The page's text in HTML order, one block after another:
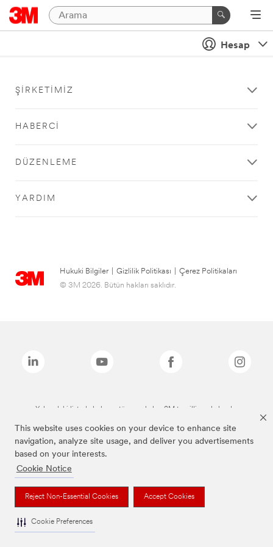
This website uses cookies on your device to enhance site
navigation, analyze site usage, and deliver you advertisements
based on your interests.
Cookie Notice
Reject Non-Essential Cookies Accept Cookies
Cookie Preferences
Hesap
ŞIRKETIMIZ
HABERCI
DÜZENLEME
YARDIM
Hukuki Bilgiler Gizlilik Politikası
Çerez Politikaları
© 3M 2026. Bütün hakları saklıdır.
Yukarıdaki listede bulunan tüm markalar, 3M tescilli markalarıdır.